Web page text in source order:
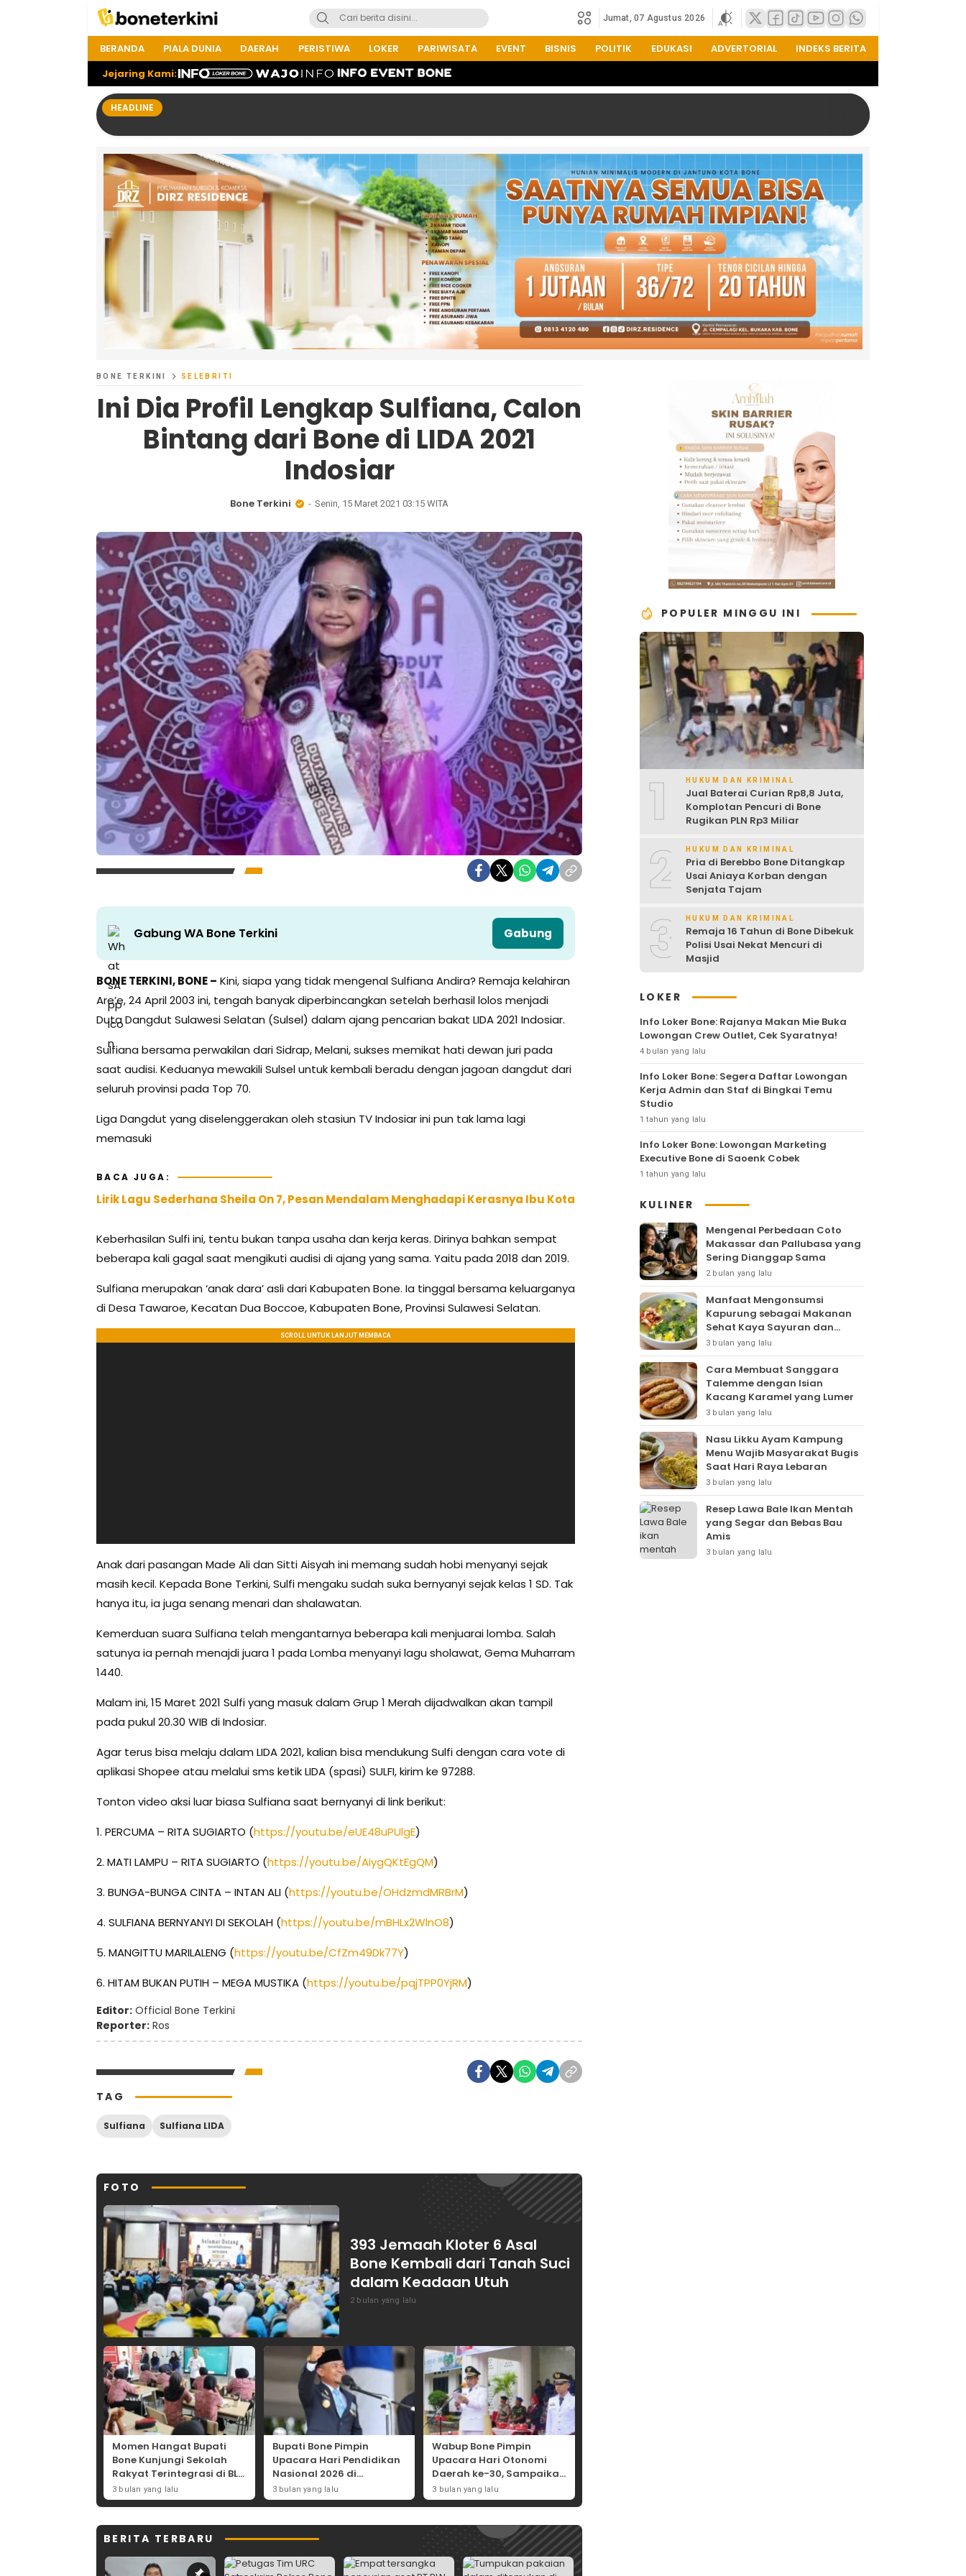
Jumat, 07 Agustus 2026
BERANDA PIALA DUNIA DAERAH PERISTIWA LOKER PARIWISATA EVENT BISNIS POLITIK EDUKASI ADVERTORIAL
INDEKS BERITA
Jejaring Kami:
HEADLINE
BONE TERKINI SELEBRITI
Ini Dia Profil Lengkap Sulfiana, Calon
Bintang dari Bone di LIDA 2021
Indosiar
Bone Terkini Senin, 15 Maret 2021 03:15 WITA
Gabung WA Bone Terkini Gabung
BONE TERKINI, BONE – Kini, siapa yang tidak mengenal Sulfiana Andira? Remaja kelahiran
Are’e, 24 April 2003 ini, tengah banyak diperbincangkan setelah berhasil lolos menjadi
Duta Dangdut Sulawesi Selatan (Sulsel) dalam ajang pencarian bakat LIDA 2021 Indosiar.
Sulfiana bersama perwakilan dari Sidrap, Melani, sukses memikat hati dewan juri pada
saat audisi. Keduanya mewakili Sulsel untuk kembali beradu dengan jagoan dangdut dari
seluruh provinsi pada Top 70.
Liga Dangdut yang diselenggerakan oleh stasiun TV Indosiar ini pun tak lama lagi
memasuki
BACA JUGA:
Lirik Lagu Sederhana Sheila On 7, Pesan Mendalam Menghadapi Kerasnya Ibu Kota
Keberhasilan Sulfi ini, tentu bukan tanpa usaha dan kerja keras. Dirinya bahkan sempat
beberapa kali gagal saat mengikuti audisi di ajang yang sama. Yaitu pada 2018 dan 2019.
Sulfiana merupakan ‘anak dara’ asli dari Kabupaten Bone. Ia tinggal bersama keluarganya
di Desa Tawaroe, Kecatan Dua Boccoe, Kabupaten Bone, Provinsi Sulawesi Selatan.
Anak dari pasangan Made Ali dan Sitti Aisyah ini memang sudah hobi menyanyi sejak
masih kecil. Kepada Bone Terkini, Sulfi mengaku sudah suka bernyanyi sejak kelas 1 SD. Tak
hanya itu, ia juga senang menari dan shalawatan.
Kemerduan suara Sulfiana telah mengantarnya beberapa kali menjuarai lomba. Salah
satunya ia pernah menajdi juara 1 pada Lomba menyanyi lagu sholawat, Gema Muharram
1440.
Malam ini, 15 Maret 2021 Sulfi yang masuk dalam Grup 1 Merah dijadwalkan akan tampil
pada pukul 20.30 WIB di Indosiar.
Agar terus bisa melaju dalam LIDA 2021, kalian bisa mendukung Sulfi dengan cara vote di
aplikasi Shopee atau melalui sms ketik LIDA (spasi) SULFI, kirim ke 97288.
Tonton video aksi luar biasa Sulfiana saat bernyanyi di link berikut:
1. PERCUMA – RITA SUGIARTO (https://youtu.be/eUE48uPUlgE)
2. MATI LAMPU – RITA SUGIARTO (https://youtu.be/AiygQKtEgQM)
3. BUNGA-BUNGA CINTA – INTAN ALI (https://youtu.be/OHdzmdMRBrM)
4. SULFIANA BERNYANYI DI SEKOLAH (https://youtu.be/mBHLx2WlnO8)
5. MANGITTU MARILALENG (https://youtu.be/CfZm49Dk77Y)
6. HITAM BUKAN PUTIH – MEGA MUSTIKA (https://youtu.be/pqjTPP0YjRM)
Editor: Official Bone Terkini
Reporter: Ros
TAG
Sulfiana Sulfiana LIDA
FOTO
393 Jemaah Kloter 6 Asal
Bone Kembali dari Tanah Suci
dalam Keadaan Utuh
2 bulan yang lalu
Momen Hangat Bupati
Bone Kunjungi Sekolah
Rakyat Terintegrasi di BLK
Bajoe
3 bulan yang lalu
Bupati Bone Pimpin
Upacara Hari Pendidikan
Nasional 2026 di
Lapangan Merdeka
3 bulan yang lalu
Wabup Bone Pimpin
Upacara Hari Otonomi
Daerah ke-30, Sampaikan
Amanat Mendagri
Wujudkan Asta Cita
3 bulan yang lalu
BERITA TERBARU
POPULER MINGGU INI
1 HUKUM DAN KRIMINAL
Jual Baterai Curian Rp8,8 Juta,
Komplotan Pencuri di Bone
Rugikan PLN Rp3 Miliar
2 HUKUM DAN KRIMINAL
Pria di Berebbo Bone Ditangkap
Usai Aniaya Korban dengan
Senjata Tajam
3 HUKUM DAN KRIMINAL
Remaja 16 Tahun di Bone Dibekuk
Polisi Usai Nekat Mencuri di
Masjid
LOKER
Info Loker Bone: Rajanya Makan Mie Buka
Lowongan Crew Outlet, Cek Syaratnya!
4 bulan yang lalu
Info Loker Bone: Segera Daftar Lowongan
Kerja Admin dan Staf di Bingkai Temu
Studio
1 tahun yang lalu
Info Loker Bone: Lowongan Marketing
Executive Bone di Saoenk Cobek
1 tahun yang lalu
KULINER
Mengenal Perbedaan Coto
Makassar dan Pallubasa yang
Sering Dianggap Sama
2 bulan yang lalu
Manfaat Mengonsumsi
Kapurung sebagai Makanan
Sehat Kaya Sayuran dan
Protein
3 bulan yang lalu
Cara Membuat Sanggara
Talemme dengan Isian
Kacang Karamel yang Lumer
3 bulan yang lalu
Nasu Likku Ayam Kampung
Menu Wajib Masyarakat Bugis
Saat Hari Raya Lebaran
3 bulan yang lalu
Resep Lawa Bale Ikan Mentah
yang Segar dan Bebas Bau
Amis
3 bulan yang lalu